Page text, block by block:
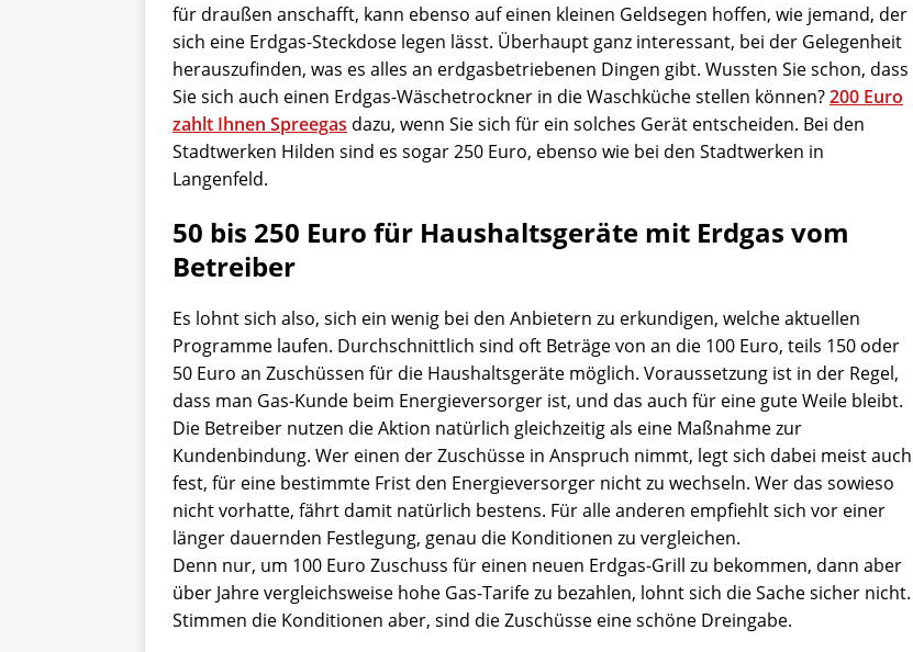
für draußen anschafft, kann ebenso auf einen kleinen Geldsegen hoffen, wie jemand, der
sich eine Erdgas-Steckdose legen lässt. Überhaupt ganz interessant, bei der Gelegenheit
herauszufinden, was es alles an erdgasbetriebenen Dingen gibt. Wussten Sie schon, dass
Sie sich auch einen Erdgas-Wäschetrockner in die Waschküche stellen können?200 Euro
zahlt Ihnen Spreegas dazu, wenn Sie sich für ein solches Gerät entscheiden. Bei den
Stadtwerken Hilden sind es sogar 250 Euro, ebenso wie bei den Stadtwerken in
Langenfeld.
50 bis 250 Euro für Haushaltsgeräte mit Erdgas vom
Betreiber
Es lohnt sich also, sich ein wenig bei den Anbietern zu erkundigen, welche aktuellen
Programme laufen. Durchschnittlich sind oft Beträge von an die 100 Euro, teils 150 oder
50 Euro an Zuschüssen für die Haushaltsgeräte möglich. Voraussetzung ist in der Regel,
dass man Gas-Kunde beim Energieversorger ist, und das auch für eine gute Weile bleibt.
Die Betreiber nutzen die Aktion natürlich gleichzeitig als eine Maßnahme zur
Kundenbindung. Wer einen der Zuschüsse in Anspruch nimmt, legt sich dabei meist auch
fest, für eine bestimmte Frist den Energieversorger nicht zu wechseln. Wer das sowieso
nicht vorhatte, fährt damit natürlich bestens. Für alle anderen empfiehlt sich vor einer
länger dauernden Festlegung, genau die Konditionen zu vergleichen.
Denn nur, um 100 Euro Zuschuss für einen neuen Erdgas-Grill zu bekommen, dann aber
über Jahre vergleichsweise hohe Gas-Tarife zu bezahlen, lohnt sich die Sache sicher nicht.
Stimmen die Konditionen aber, sind die Zuschüsse eine schöne Dreingabe.